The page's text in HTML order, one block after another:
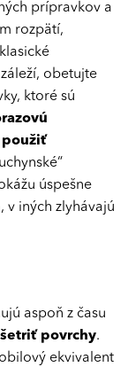
prípravkov a
rozpätí,
obetujte
ktoré sú
použiť
úspešne
iných zlyhávajú
aspoň z času
povrchy.
ekvivalent